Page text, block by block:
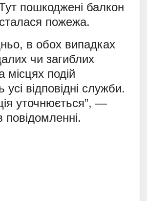
пошкоджені балкон
пожежа.
в обох випадках
чи загиблих
подій
відповідні служби.
уточнюється”, —
повідомленні.